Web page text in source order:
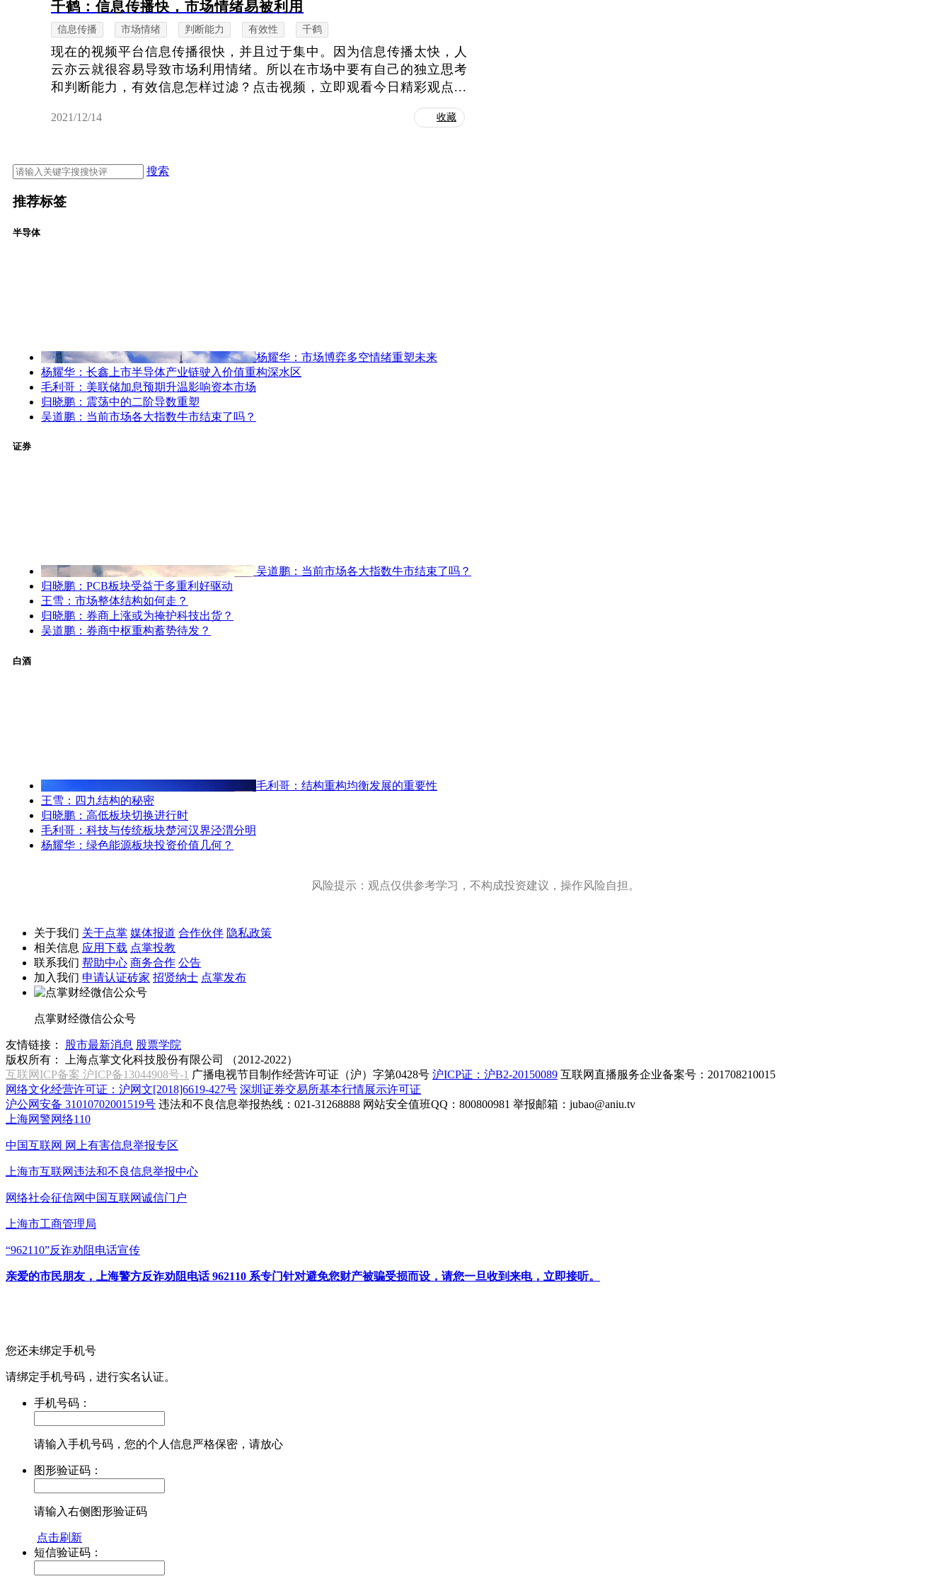
千鹤：信息传播快，市场情绪易被利用
信息传播 市场情绪 判断能力 有效性 千鹤
现在的视频平台信息传播很快，并且过于集中。因为信息传播太快，人
云亦云就很容易导致市场利用情绪。所以在市场中要有自己的独立思考
和判断能力，有效信息怎样过滤？点击视频，立即观看今日精彩观点...
2021/12/14 收藏
搜索
推荐标签
半导体
杨耀华：市场博弈多空情绪重塑未来
杨耀华：长鑫上市半导体产业链驶入价值重构深水区
毛利哥：美联储加息预期升温影响资本市场
归晓鹏：震荡中的二阶导数重塑
吴道鹏：当前市场各大指数牛市结束了吗？
证券
吴道鹏：当前市场各大指数牛市结束了吗？
归晓鹏：PCB板块受益于多重利好驱动
王雪：市场整体结构如何走？
归晓鹏：券商上涨或为掩护科技出货？
吴道鹏：券商中枢重构蓄势待发？
白酒
毛利哥：结构重构均衡发展的重要性
王雪：四九结构的秘密
归晓鹏：高低板块切换进行时
毛利哥：科技与传统板块楚河汉界泾渭分明
杨耀华：绿色能源板块投资价值几何？
风险提示：观点仅供参考学习，不构成投资建议，操作风险自担。
关于我们 关于点掌 媒体报道 合作伙伴 隐私政策
相关信息 应用下载 点掌投教
联系我们 帮助中心 商务合作 公告
加入我们 申请认证砖家 招贤纳士 点掌发布
点掌财经微信公众号
友情链接： 股市最新消息 股票学院
版权所有：
上海点掌文化科技股份有限公司 （2012-2022）
互联网ICP备案 沪ICP备13044908号-1 广播电视节目制作经营许可证（沪）字第0428号 沪ICP证：沪B2-20150089 互联网直播服务企业备案号：201708210015
网络文化经营许可证：沪网文[2018]6619-427号 深圳证券交易所基本行情展示许可证
沪公网安备 31010702001519号 违法和不良信息举报热线：021-31268888 网站安全值班QQ：800800981 举报邮箱： jubao@aniu.tv
上海网警网络110
中国互联网 网上有害信息举报专区
上海市互联网违法和不良信息举报中心
网络社会征信网中国互联网诚信门户
上海市工商管理局
“962110”反诈劝阻电话宣传
亲爱的市民朋友，上海警方反诈劝阻电话 962110 系专门针对避免您财产被骗受损而设，请您一旦收到来电，立即接听。
您还未绑定手机号
请绑定手机号码，进行实名认证。
手机号码：
请输入手机号码，您的个人信息严格保密，请放心
图形验证码：
请输入右侧图形验证码
点击刷新
短信验证码：